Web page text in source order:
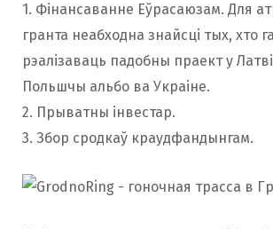
1. Фінансаванне Еўрасаюзам. Для
гранта неабходна знайсці тых, хто
рэалізаваць падобны праект у
Польшчы альбо ва Украіне.
2. Прыватны інвестар.
3. Збор сродкаў краудфандынгам.